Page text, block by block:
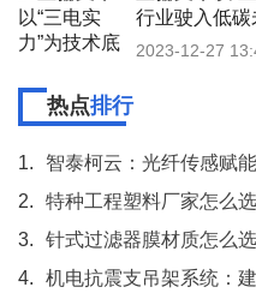
行业驶入低碳
2023-12-27
热点排行
1.
智泰柯云：光纤传感赋
2.
特种工程塑料厂家怎么
3.
针式过滤器膜材质怎么
4.
机电抗震支吊架系统：